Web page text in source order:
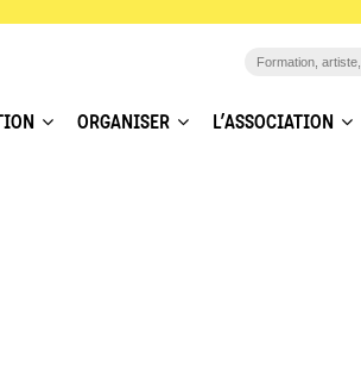
ORGANISER L’ASSOCIATION